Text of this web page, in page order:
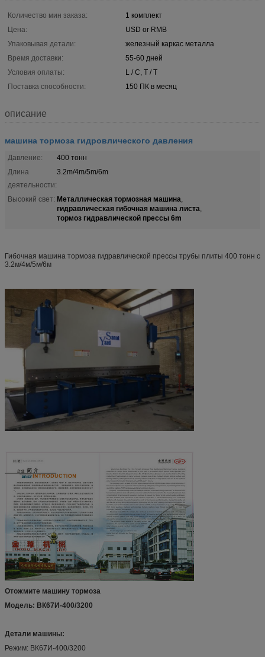
Количество мин заказа:
1 комплект
Цена:
USD or RMB
Упаковывая детали:
железный каркас металла
Время доставки:
55-60 дней
Условия оплаты:
L / C, T / T
Поставка способности:
150 ПК в месяц
описание
машина тормоза гидровлического давления
Давление:
400 тонн
Длина
деятельности:
3.2m/4m/5m/6m
Высокий свет: Металлическая тормозная машина,
гидравлическая гибочная машина листа,
тормоз гидравлической прессы 6m
Гибочная машина тормоза гидравлической прессы трубы плиты 400 тонн с
3.2м/4м/5м/6м
Отожмите машину тормоза
Модель: ВК67И-400/3200
Детали машины:
Режим: ВК67И-400/3200